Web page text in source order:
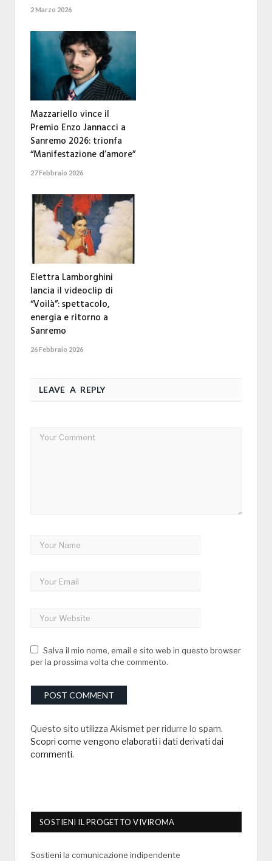
2 Marzo 2026
Mazzariello vince il
Premio Enzo Jannacci a
Sanremo 2026: trionfa
“Manifestazione d’amore”
27 Febbraio 2026
Elettra Lamborghini
lancia il videoclip di
“Voilà”: spettacolo,
energia e ritorno a
Sanremo
26 Febbraio 2026
LEAVE A REPLY
Salva il mio nome, email e sito web in questo browser
per la prossima volta che commento.
Questo sito utilizza Akismet per ridurre lo spam.
Scopri come vengono elaborati i dati derivati dai
commenti.
SOSTIENI IL PROGETTO VIVIROMA
Sostieni la comunicazione indipendente